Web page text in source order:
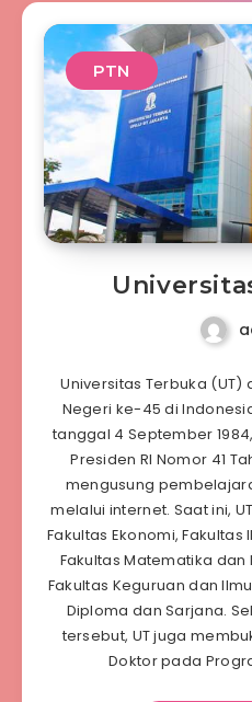
PTN
Universitas Terbuka (UT)
Negeri ke-45 di
tanggal 4 September
Presiden RI Nomor 41
mengusung
melalui internet. Saat ini,
Fakultas Ekonomi, Fakultas
Fakultas Matematika
Fakultas Keguruan dan
Diploma dan Sarjana.
tersebut, UT juga
Doktor pada